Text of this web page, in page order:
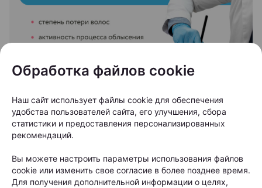
месяцев использовал наружную терапию и другие
методы лечения, но значимого улучшения не
Обработка файлов cookie
Наш сайт использует файлы cookie для обеспечения
удобства пользователей сайта, его улучшения, сбора
статистики и предоставления персонализированных
рекомендаций.
Вы можете настроить параметры использования файлов
cookie или изменить свое согласие в более позднее время.
Для получения дополнительной информации о целях,